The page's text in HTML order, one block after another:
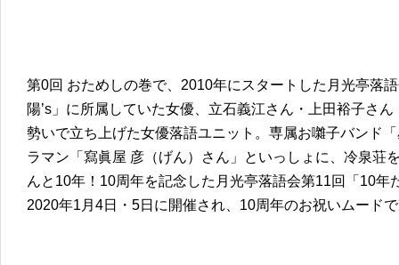
第0回 おためしの巻で、2010年にスタートした月光亭落
陽’s」に所属していた女優、立石義江さん・上田裕子さ
勢いで立ち上げた女優落語ユニット。専属お囃子バンド
ラマン「寫眞屋 彦（げん）さん」といっしょに、冷泉荘
んと10年！10周年を記念した月光亭落語会第11回「10年
2020年1月4日・5日に開催され、10周年のお祝いムード